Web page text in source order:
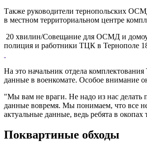
Также руководители тернопольских
в местном территориальном центре
20 хвилин/Совещание для ОСМД и
полиция и работники ТЦК в Тернополе
На это начальник отдела
данные в военкомате. Особое внимание
"Мы вам не враги. Не надо из нас делать
данные вовремя. Мы понимаем, что все
актуальные данные, ведь ребята в
Поквартиные обходы